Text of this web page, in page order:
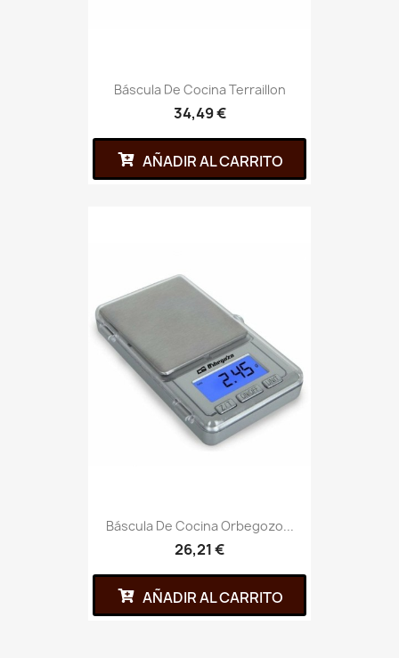
Báscula De Cocina Terraillon
34,49 €
AÑADIR AL CARRITO
Báscula De Cocina Orbegozo...
26,21 €
AÑADIR AL CARRITO